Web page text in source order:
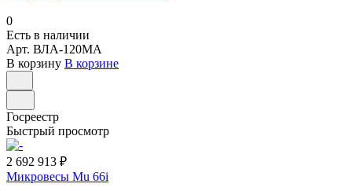
0
Есть в наличии
Арт. ВЛА-120МA
В корзину В корзине
Госреестр
Быстрый просмотр
2 692 913 ₽
Микровесы Mu 66i